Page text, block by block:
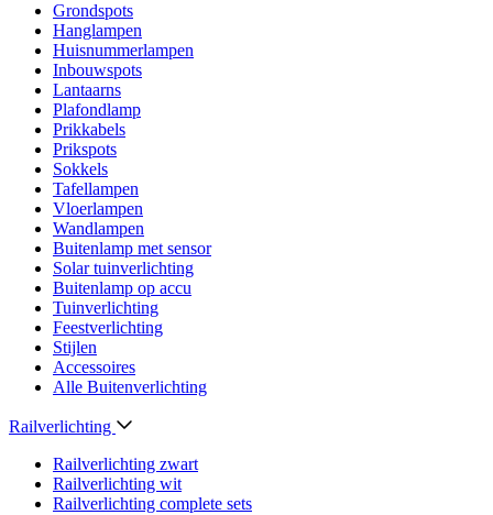
Grondspots
Hanglampen
Huisnummerlampen
Inbouwspots
Lantaarns
Plafondlamp
Prikkabels
Prikspots
Sokkels
Tafellampen
Vloerlampen
Wandlampen
Buitenlamp met sensor
Solar tuinverlichting
Buitenlamp op accu
Tuinverlichting
Feestverlichting
Stijlen
Accessoires
Alle Buitenverlichting
Railverlichting
Railverlichting zwart
Railverlichting wit
Railverlichting complete sets